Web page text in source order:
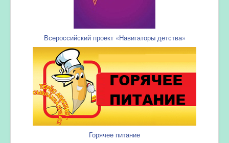
Всероссийский проект «Навигаторы детства»
Горячее питание